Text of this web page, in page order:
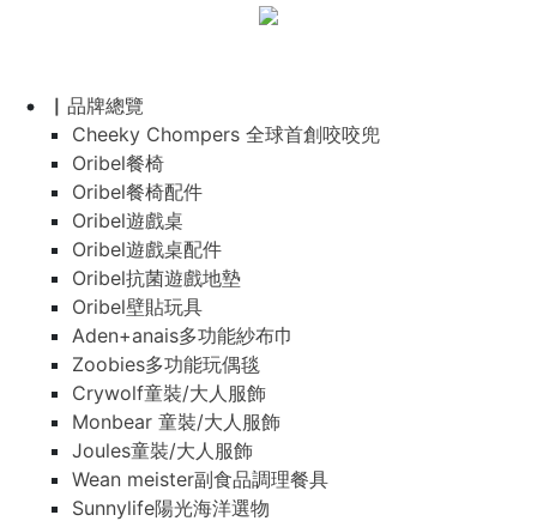
▏品牌總覽
Cheeky Chompers 全球首創咬咬兜
Oribel餐椅
Oribel餐椅配件
Oribel遊戲桌
Oribel遊戲桌配件
Oribel抗菌遊戲地墊
Oribel壁貼玩具
Aden+anais多功能紗布巾
Zoobies多功能玩偶毯
Crywolf童裝/大人服飾
Monbear 童裝/大人服飾
Joules童裝/大人服飾
Wean meister副食品調理餐具
Sunnylife陽光海洋選物